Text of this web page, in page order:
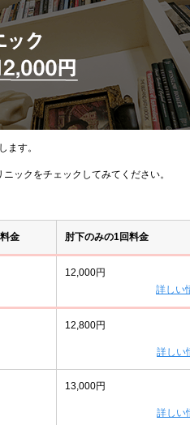
ます。
ックをチェックしてみてください。
金 肘下のみの1回料金
12,000円
詳しい
12,800円
詳しい
13,000円
詳しい